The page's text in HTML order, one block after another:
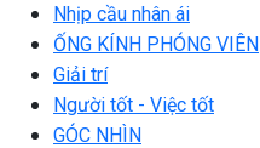
Nhịp cầu nhân ái
ỐNG KÍNH PHÓNG VIÊN
Giải trí
Người tốt - Việc tốt
GÓC NHÌN